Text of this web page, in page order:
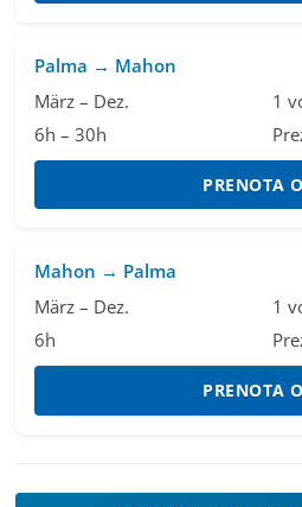
Palma → Mahon
März – Dez.
1
6h – 30h
PRENOTA
Mahon → Palma
März – Dez.
1
6h
PRENOTA